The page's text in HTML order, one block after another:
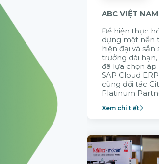
ABC VIỆT NAM
Để hiện thực
dựng một nền
hiện đại và
trưởng dài
đã lựa chọn
SAP Cloud
cùng đối tác
Platinum
Xem chi tiết